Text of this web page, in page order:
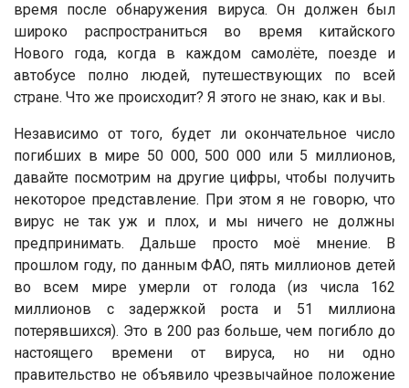
время после обнаружения вируса. Он должен был
широко распространиться во время китайского
Нового года, когда в каждом самолёте, поезде и
автобусе полно людей, путешествующих по всей
стране. Что же происходит? Я этого не знаю, как и вы.
Независимо от того, будет ли окончательное число
погибших в мире 50 000, 500 000 или 5 миллионов,
давайте посмотрим на другие цифры, чтобы получить
некоторое представление. При этом я не говорю, что
вирус не так уж и плох, и мы ничего не должны
предпринимать. Дальше просто моё мнение. В
прошлом году, по данным ФАО, пять миллионов детей
во всем мире умерли от голода (из числа 162
миллионов с задержкой роста и 51 миллиона
потерявшихся). Это в 200 раз больше, чем погибло до
настоящего времени от вируса, но ни одно
правительство не объявило чрезвычайное положение